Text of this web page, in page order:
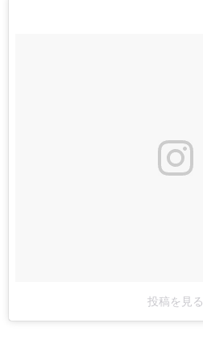
投稿を見る